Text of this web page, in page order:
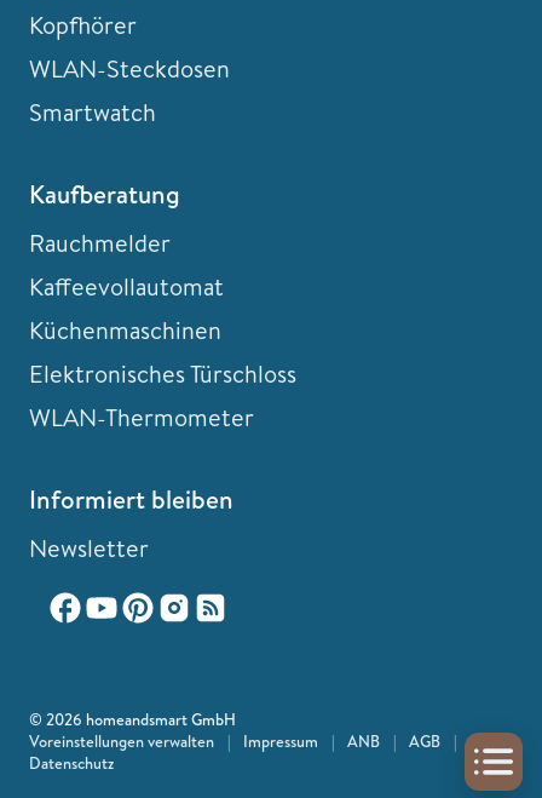
Kopfhörer
WLAN-Steckdosen
Smartwatch
Kaufberatung
Rauchmelder
Kaffeevollautomat
Küchenmaschinen
Elektronisches Türschloss
WLAN-Thermometer
Informiert bleiben
Newsletter
© 2026 homeandsmart GmbH
Voreinstellungen verwalten
| Impressum | ANB | AGB
|
Datenschutz